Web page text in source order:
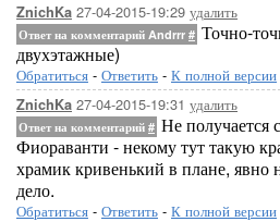
ZnichKa 27-04-2015-19:29 удалить
Ответ на комментарий Andrrr # Точно-
двухэтажные)
Обратиться - Ответить - К полной версии
ZnichKa 27-04-2015-19:31 удалить
Ответ на комментарий # Не получается
Фиораванти - некому тут такую
храмик кривенький в плане, явно
дело.
Обратиться - Ответить - К полной версии